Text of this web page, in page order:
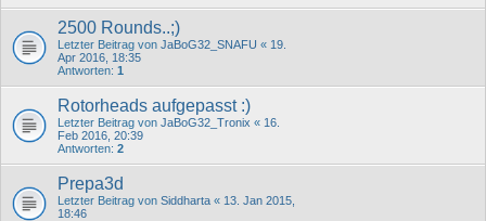
2500 Rounds..;)
Letzter Beitrag von JaBoG32_SNAFU « 19.
Apr 2016, 18:35
Antworten: 1
Rotorheads aufgepasst :)
Letzter Beitrag von JaBoG32_Tronix « 16.
Feb 2016, 20:39
Antworten: 2
Prepa3d
Letzter Beitrag von Siddharta « 13. Jan 2015,
18:46